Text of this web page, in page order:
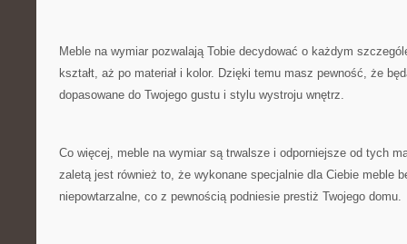
Meble na wymiar​ pozwalają Tobie decydować o każdym
kształt, aż po materiał i kolor. ⁤Dzięki temu masz pewność, że
dopasowane do ⁢Twojego gustu i stylu wystroju ​wnętrz.
Co więcej, meble ‍na wymiar są trwalsze i odporniejsze od tych
zaletą jest również to, że wykonane specjalnie dla Ciebie meble
niepowtarzalne, ​co z pewnością podniesie​ prestiż Twojego domu.